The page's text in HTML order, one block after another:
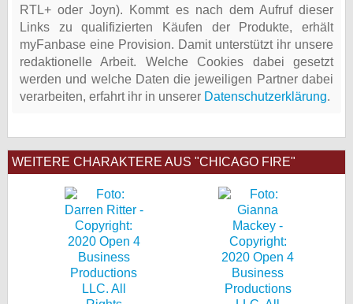
RTL+ oder Joyn). Kommt es nach dem Aufruf dieser
Links zu qualifizierten Käufen der Produkte, erhält
myFanbase eine Provision. Damit unterstützt ihr unsere
redaktionelle Arbeit. Welche Cookies dabei gesetzt
werden und welche Daten die jeweiligen Partner dabei
verarbeiten, erfahrt ihr in unserer Datenschutzerklärung.
WEITERE CHARAKTERE AUS "CHICAGO FIRE"